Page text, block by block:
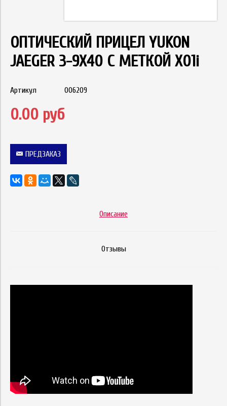
ОПТИЧЕСКИЙ ПРИЦЕЛ YUKON
JAEGER 3-9Х40 С МЕТКОЙ X01i
Артикул 006209
0.00 руб
ПРЕДЗАКАЗ
Описание
Отзывы